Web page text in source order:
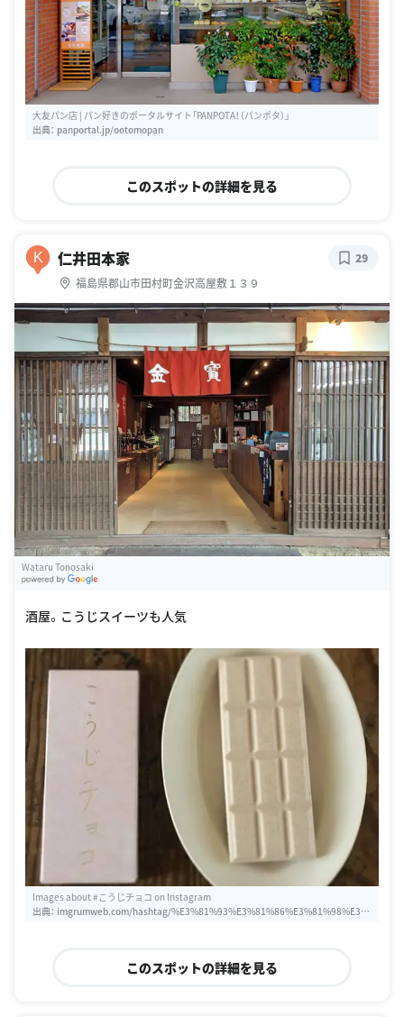
大友パン店 | パン好きのポータルサイト「PANPOTA！（パンポタ）」
出典： panportal.jp/ootomopan
このスポットの詳細を見る
K 仁井田本家
福島県郡山市田村町金沢高屋敷１３９
29
Wataru Tonosaki
酒屋。こうじスイーツも人気
Images about #こうじチョコ on Instagram
出典： imgrumweb.com/hashtag/%E3%81%93%E3%81%86%E3%81%98%E3%
このスポットの詳細を見る